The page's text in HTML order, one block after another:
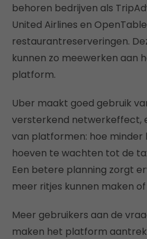
behoren bedrijven als
United Airlines en
restaurantreserveringen.
kunnen zo meewerken aan
platform.
Uber maakt goed gebruik
versterkend netwerkeffect,
van platformen: hoe minder
hoeven te wachten tot de
Een betere planning zorgt
meer ritjes kunnen maken of
Meer gebruikers aan de
maken het platform